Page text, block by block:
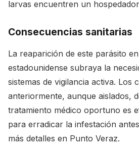
larvas encuentren un
Consecuencias sanitarias
La reaparición de este parásito
estadounidense subraya la
sistemas de vigilancia activa. Los
anteriormente, aunque aislados,
tratamiento médico oportuno es
para erradicar la infestación
más detalles en Punto Veraz.